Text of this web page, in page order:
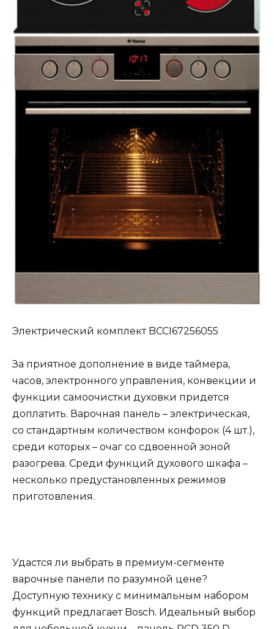
Электрический комплект BCCI67256055
За приятное дополнение в виде таймера,
часов, электронного управления, конвекции и
функции самоочистки духовки придется
доплатить. Варочная панель – электрическая,
со стандартным количеством конфорок (4 шт.),
среди которых – очаг со сдвоенной зоной
разогрева. Среди функций духового шкафа –
несколько предустановленных режимов
приготовления.
Удастся ли выбрать в премиум-сегменте
варочные панели по разумной цене?
Доступную технику с минимальным набором
функций предлагает Bosch. Идеальный выбор